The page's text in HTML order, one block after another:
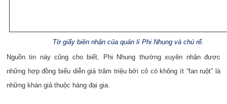
Tờ giấy biên nhận của quản lí Phi Nhung và chú rể.
Nguồn tin này cũng cho biết, Phi Nhung thường xuyên nhận được
những hợp đồng biểu diễn giá trăm triệu bởi cô có không ít “fan ruột” là
những khán giả thuộc hàng đại gia.